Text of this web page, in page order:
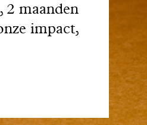
2 maanden
impact,